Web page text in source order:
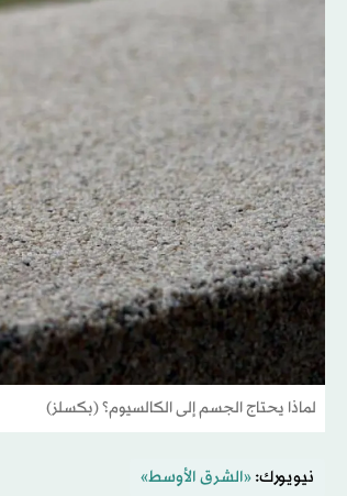
لماذا يحتاج الجسم إلى الكالسيوم؟ (بكسلز)
نيويورك: «الشرق الأوسط»